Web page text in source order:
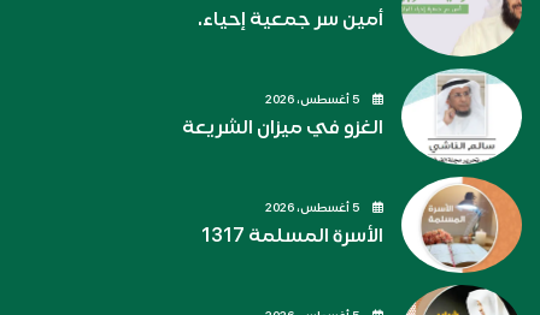
أمين سر جمعية إحياء.
الغزو في ميزان الشريعة
الأسرة المسلمة 1317